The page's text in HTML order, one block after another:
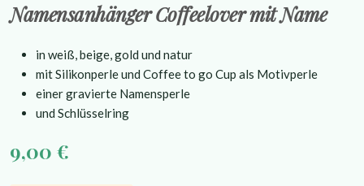
Namensanhänger Coffeelover mit Name
in weiß, beige, gold und natur
mit Silikonperle und Coffee to go Cup als Motivperle
einer gravierte Namensperle
und Schlüsselring
9,00 €